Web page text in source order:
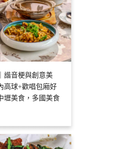
諧音梗與創意美
高球+歡唱包廂好
壢美食，多國美食